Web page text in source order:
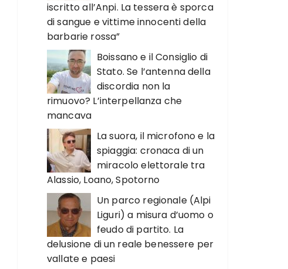
iscritto all’Anpi. La tessera è sporca
di sangue e vittime innocenti della
barbarie rossa”
Boissano e il Consiglio di
Stato. Se l’antenna della
discordia non la
rimuovo? L’interpellanza che
mancava
La suora, il microfono e la
spiaggia: cronaca di un
miracolo elettorale tra
Alassio, Loano, Spotorno
Un parco regionale (Alpi
Liguri) a misura d’uomo o
feudo di partito. La
delusione di un reale benessere per
vallate e paesi